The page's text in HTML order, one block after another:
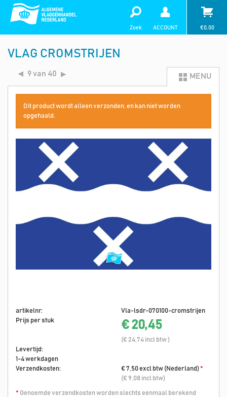
Zoek ACCOUNT €0,00
VLAG CROMSTRIJEN
9 van 40 MENU
Dit product wordt alleen verzonden, en kan niet worden
opgehaald.
artikelnr:
Vla-lsdr-070100-cromstrijen
Prijs per stuk
€ 20,45
(€ 24,74 incl btw )
Levertijd:
1-4 werkdagen
Verzendkosten:
€ 7,50 excl btw (Nederland)*
(€ 9,08 incl btw)
* Genoemde verzendkosten worden slechts eenmaal berekend